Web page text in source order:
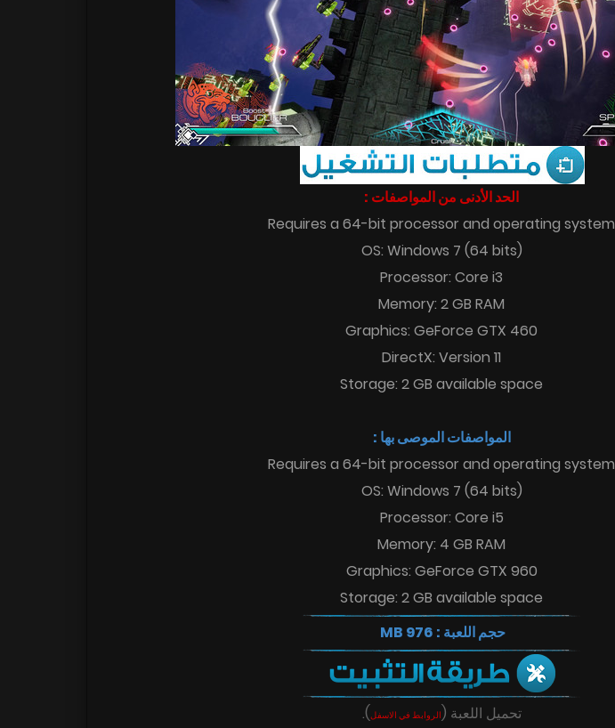
الحد الأدنى من المواصفات :
Requires a 64-bit processor and operating system
OS: Windows 7 (64 bits)
Processor: Core i3
Memory: 2 GB RAM
Graphics: GeForce GTX 460
DirectX: Version 11
Storage: 2 GB available space
المواصفات الموصى بها :
Requires a 64-bit processor and operating system
OS: Windows 7 (64 bits)
Processor: Core i5
Memory: 4 GB RAM
Graphics: GeForce GTX 960
Storage: 2 GB available space
حجم اللعبة : 976 MB
تحميل اللعبة (الروابط في الاسفل)
.